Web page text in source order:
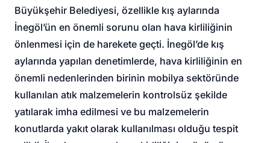
Büyükşehir Belediyesi, özellikle kış aylarında
İnegöl’ün en önemli sorunu olan hava kirliliğinin
önlenmesi için de harekete geçti. İnegöl’de kış
aylarında yapılan denetimlerde, hava kirliliğinin en
önemli nedenlerinden birinin mobilya sektöründe
kullanılan atık malzemelerin kontrolsüz şekilde
yatılarak imha edilmesi ve bu malzemelerin
konutlarda yakıt olarak kullanılması olduğu tespit